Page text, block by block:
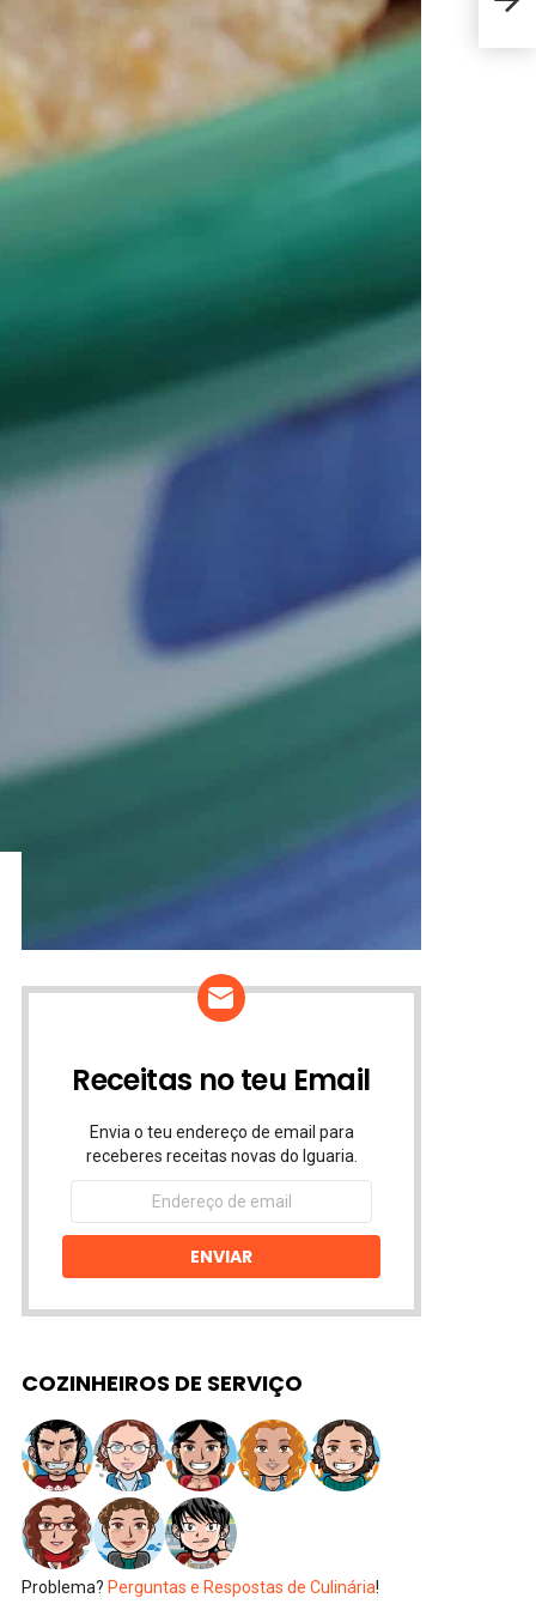
Receitas no teu Email
Envia o teu endereço de email para
receberes receitas novas do Iguaria.
Endereço
email
ENVIAR
COZINHEIROS DE SERVIÇO
Problema? Perguntas e Respostas de Culinária!